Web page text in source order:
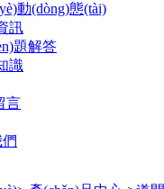
動(dòng)態(tài)
訊
題解答
識
言